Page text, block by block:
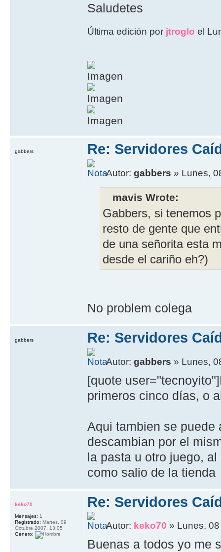
Saludetes
Última edición por jtroglo el
Re: Servidores
Autor:gabbers » Lunes,
mavis Wrote:
Gabbers, si tenemos
resto de gente que
de una señorita esta
desde el cariño eh?)
No problem colega
gabbers
Re: Servidores
Autor:gabbers » Lunes,
[quote
primeros cinco días, o
Aqui tambien se puede
descambian por el
la pasta u otro juego,
como salio de la tienda
gabbers
Re: Servidores
Autor: keko70 » Lunes,
Buenas a todos yo me
keko70
Mensajes: 1
Registrado: Martes, 09
Octubre 2007, 13:05
Género: